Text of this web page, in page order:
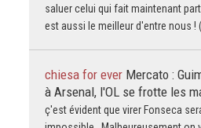
saluer celui qui fait maintenant
est aussi le meilleur d'entre nous ! (
chiesa for ever Mercato :
à Arsenal, l'OL se frotte les
ç'est évident que virer Fonseca